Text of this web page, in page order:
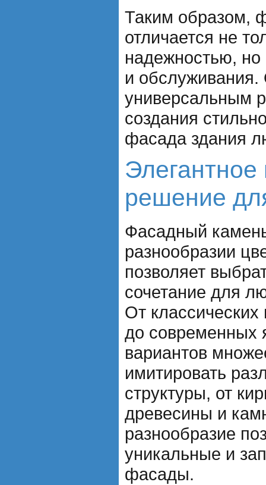
Таким образом,
отличается не
надежностью, но
и обслуживания.
универсальным
создания
фасада здания
Элегантное
решение
Фасадный
разнообразии
позволяет
сочетание для
От классических
до современных
вариантов
имитировать
структуры, от
древесины и
разнообразие
уникальные и
фасады.